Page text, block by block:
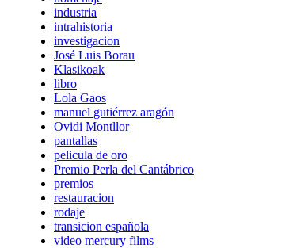
industria
intrahistoria
investigacion
José Luis Borau
Klasikoak
libro
Lola Gaos
manuel gutiérrez aragón
Ovidi Montllor
pantallas
pelicula de oro
Premio Perla del Cantábrico
premios
restauracion
rodaje
transicion española
video mercury films